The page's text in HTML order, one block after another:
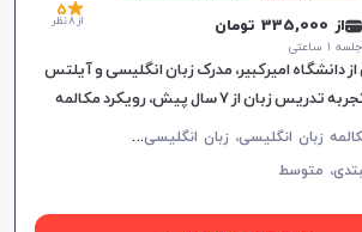
از 335,000 تومان
جلسه ۱ ساعتی
5
از 8 نظر
دانشگاه امیرکبیر، مدرک زبان انگلیسی و آیلتس
آکادمیک با نمره ۷.۵، تجربه تدریس زبان از ۷ سال پیش، رویکرد مکالمه
م
کالمه زبان انگلیسی، زبان انگلیسی عمومی، گرامر زبان انگلیسی، زبان انگلیسی تجاری، زبان انگلیسی آمریکایی، زبان انگلیسی هفتم دبیرستان، زبان انگلیسی هشتم دبیرستان، زبان انگلیسی نهم دبیرستان، زبان انگلیسی دهم دبیرستان، زبان انگلیسی یازدهم دبیرستان، زبان انگلیسی دوازدهم دبیرستان، زبان انگلیسی کودکان، آیلتس، تافل
متوسط